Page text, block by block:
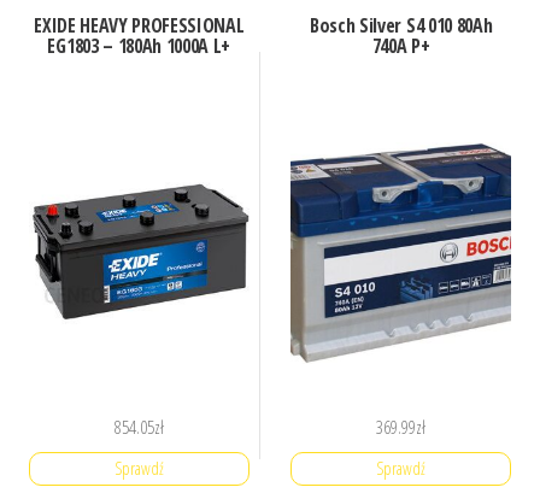
EXIDE HEAVY PROFESSIONAL
EG1803 – 180Ah 1000A L+
854.05zł
Sprawdź
Bosch Silver S4 010 80Ah
740A P+
369.99zł
Sprawdź